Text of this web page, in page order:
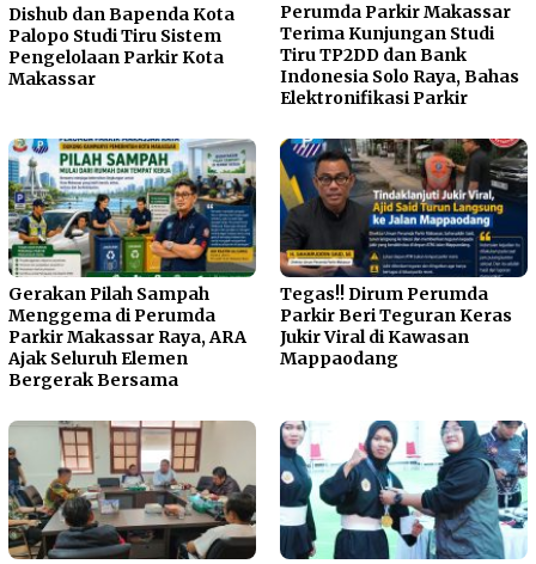
Dishub dan Bapenda Kota
Palopo Studi Tiru Sistem
Pengelolaan Parkir Kota
Makassar
Perumda Parkir Makassar
Terima Kunjungan Studi
Tiru TP2DD dan Bank
Indonesia Solo Raya, Bahas
Elektronifikasi Parkir
Gerakan Pilah Sampah
Menggema di Perumda
Parkir Makassar Raya, ARA
Ajak Seluruh Elemen
Bergerak Bersama
Tegas!! Dirum Perumda
Parkir Beri Teguran Keras
Jukir Viral di Kawasan
Mappaodang